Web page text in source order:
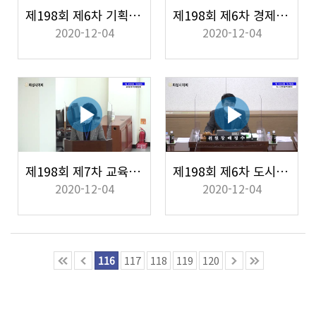
제198회 제6차 기획행정위원회
2020-12-04
제198회 제6차 경제환경위원회
2020-12-04
제198회 제7차 교육복지위원회
2020-12-04
제198회 제6차 도시건설위원회
2020-12-04
116 117 118 119 120